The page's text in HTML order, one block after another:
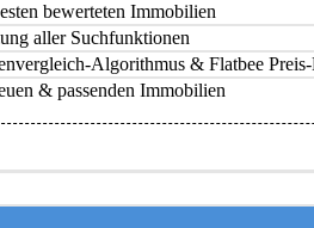
bewerteten Immobilien
aller Suchfunktionen
Algorithmus & Flatbee
& passenden Immobilien